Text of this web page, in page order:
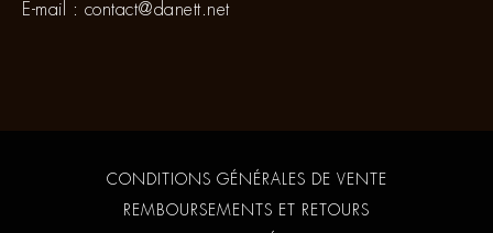
E-mail : contact@danett.net
CONDITIONS GÉNÉRALES DE VENTE
REMBOURSEMENTS ET RETOURS